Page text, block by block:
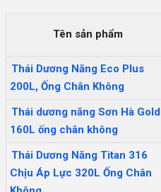
Tên sản phẩm
Thái Dương Năng Eco Plus
200L, Ống Chân Không
Thái dương năng Sơn Hà Gold
160L ống chân không
Thái Dương Năng Titan 316
Chịu Áp Lực 320L Ống Chân